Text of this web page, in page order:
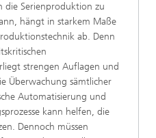
die Serienproduktion zu
hängt in starkem Maße
ab. Denn
strengen Auflagen und
Überwachung sämtlicher
Automatisierung und
kann helfen, die
Dennoch müssen